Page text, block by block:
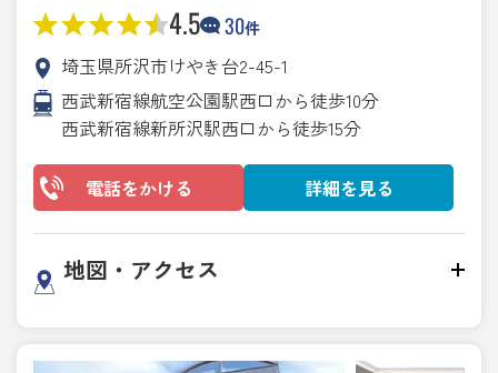
4.5 30件
埼玉県所沢市けやき台2-45-1
西武新宿線航空公園駅西口から徒歩10分
西武新宿線新所沢駅西口から徒歩15分
電話をかける 詳細を見る
地図・アクセス